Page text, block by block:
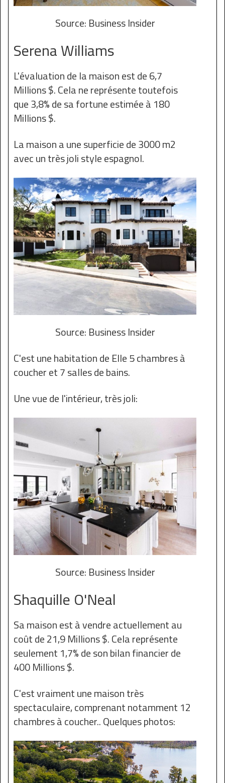
Source: Business Insider
Serena Williams
L'évaluation de la maison est de 6,7
Millions $. Cela ne représente toutefois
que 3,8% de sa fortune estimée à 180
Millions $.
La maison a une superficie de 3000 m2
avec un très joli style espagnol.
Source: Business Insider
C'est une habitation de Elle 5 chambres à
coucher et 7 salles de bains.
Une vue de l'intérieur, très joli:
Source: Business Insider
Shaquille O'Neal
Sa maison est à vendre actuellement au
coût de 21,9 Millions $. Cela représente
seulement 1,7% de son bilan financier de
400 Millions $.
C'est vraiment une maison très
spectaculaire, comprenant notamment 12
chambres à coucher.. Quelques photos: